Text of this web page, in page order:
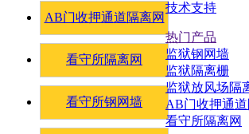
AB门收押通道隔离网
看守所隔离网
看守所钢网墙
技术支持
热门产品
监狱钢网墙
监狱隔离栅
监狱放风场隔
AB门收押通道
看守所隔离网